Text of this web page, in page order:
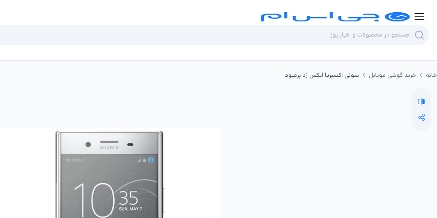
خانه خرید گوشی موبایل سونی اکسپریا ایکس زد پرمیوم